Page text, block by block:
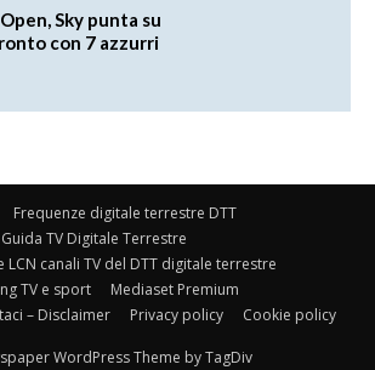
Sky punta su
con 7 azzurri
Frequenze digitale terrestre DTT
Guida TV Digitale Terrestre
LCN canali TV del DTT digitale terrestre
TV e sport
Mediaset Premium
– Disclaimer
Privacy policy Cookie policy
WordPress Theme by TagDiv